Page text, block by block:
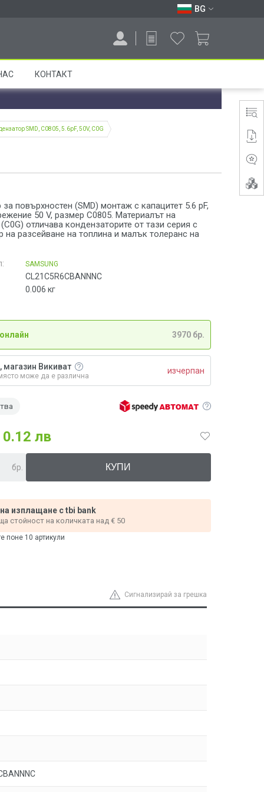
BG
КОНТАКТ
SMD, C0805, 5.6pF, 50V, C0G
повърхностен (SMD) монтаж с капацитет 5.6 pF,
50 V, размер C0805. Материалът на
отличава кондензаторите от тази серия с
на разсейване на топлина и малък толеранс на
SAMSUNG
CL21C5R6CBANNNC
0.006 кг
3970 бр.
магазин Викиват
може да е различна
изчерпан
0.12 лв
бр.
изплащане с tbi bank
стойност на количката над € 50
поне 10 артикули
Сигнализирай за грешка